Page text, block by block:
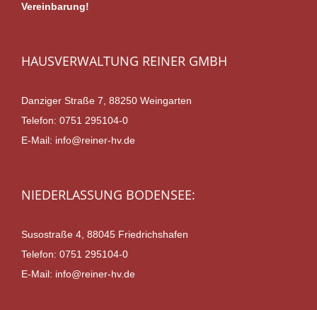
Vereinbarung!
HAUSVERWALTUNG REINER GMBH
Danziger Straße 7, 88250 Weingarten
Telefon: 0751 295104-0
E-Mail: info@reiner-hv.de
NIEDERLASSUNG BODENSEE:
Susostraße 4, 88045 Friedrichshafen
Telefon: 0751 295104-0
E-Mail: info@reiner-hv.de